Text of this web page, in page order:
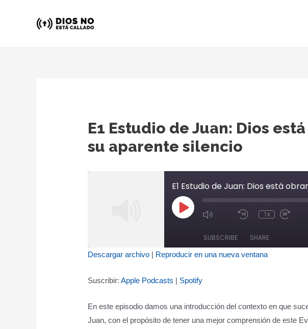
E1 Estudio de Juan: Dios
su aparente silencio
Play
Episode
Mute/UnmuteRewind
1x
SUBSCRIBE SHARE
EMBED
Descargar archivo | Reproducir en una nueva ventana
Suscribir:Apple Podcasts | Spotify
En este episodio damos una introducción del contexto en que
Juan, con el propósito de tener una mejor comprensión de este